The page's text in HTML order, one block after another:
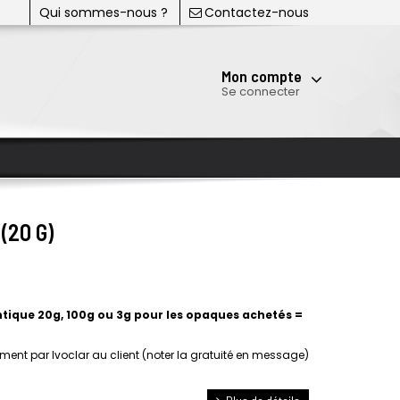
Qui sommes-nous ? Contactez-nous
Mon compte
Se connecter
G)
20g, 100g ou 3g pour les opaques achetés =
par Ivoclar au client (noter la gratuité en message)